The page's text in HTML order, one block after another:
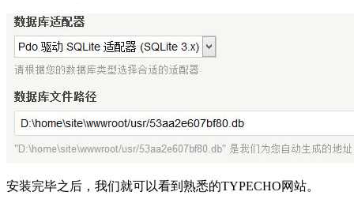
安装完毕之后，我们就可以看到熟悉的TYPECHO网站。